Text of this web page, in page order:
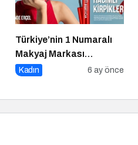
Türkiye’nin 1 Numaralı
Makyaj Markası
Flormar’ın Yeni Global
Kadın 6 ay önce